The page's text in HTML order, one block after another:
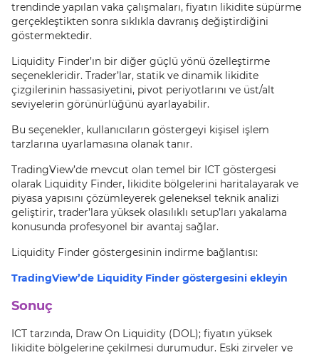
trendinde yapılan vaka çalışmaları, fiyatın likidite süpürme
gerçekleştikten sonra sıklıkla davranış değiştirdiğini
göstermektedir.
Liquidity Finder’ın bir diğer güçlü yönü özelleştirme
seçenekleridir. Trader’lar, statik ve dinamik likidite
çizgilerinin hassasiyetini, pivot periyotlarını ve üst/alt
seviyelerin görünürlüğünü ayarlayabilir.
Bu seçenekler, kullanıcıların göstergeyi kişisel işlem
tarzlarına uyarlamasına olanak tanır.
TradingView’de mevcut olan temel bir ICT göstergesi
olarak Liquidity Finder, likidite bölgelerini haritalayarak ve
piyasa yapısını çözümleyerek geleneksel teknik analizi
geliştirir, trader’lara yüksek olasılıklı setup’ları yakalama
konusunda profesyonel bir avantaj sağlar.
Liquidity Finder göstergesinin indirme bağlantısı:
TradingView’de Liquidity Finder göstergesini ekleyin
Sonuç
ICT tarzında, Draw On Liquidity (DOL); fiyatın yüksek
likidite bölgelerine çekilmesi durumudur. Eski zirveler ve